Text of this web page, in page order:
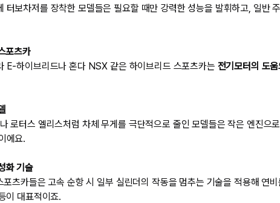
터보차저를 장착한 모델들은 필요할 때만 강력한 성능을 발휘하고, 일반
포츠카
E-하이브리드나 혼다 NSX 같은 하이브리드 스포츠카는 전기모터의 도
로터스 엘리스처럼 차체 무게를 극단적으로 줄인 모델들은 작은 엔진으
에요.
화 기술
츠카들은 고속 순항 시 일부 실린더의 작동을 멈추는 기술을 적용해 연
이 대표적이죠.